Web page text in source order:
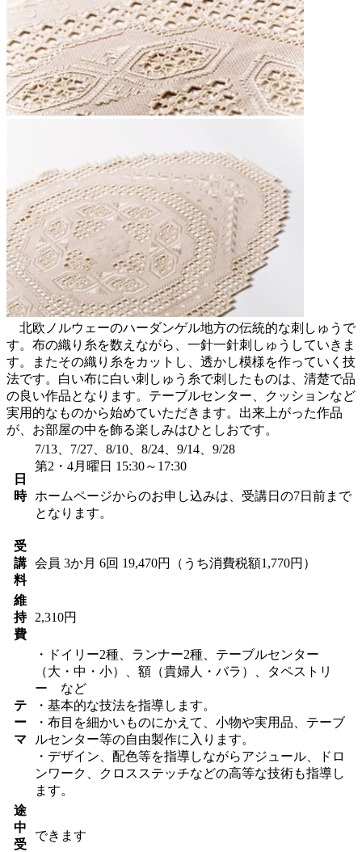
北欧ノルウェーのハーダンゲル地方の伝統的な刺しゅうで
す。布の織り糸を数えながら、一針一針刺しゅうしていきま
す。またその織り糸をカットし、透かし模様を作っていく技
法です。白い布に白い刺しゅう糸で刺したものは、清楚で品
の良い作品となります。テーブルセンター、クッションなど
実用的なものから始めていただきます。出来上がった作品
が、お部屋の中を飾る楽しみはひとしおです。
日
時
7/13、7/27、8/10、8/24、9/14、9/28
第2・4月曜日 15:30～17:30
ホームページからのお申し込みは、受講日の7日前まで
となります。
受
講
料
会員 3か月 6回 19,470円（うち消費税額1,770円）
維
持
費
2,310円
テ
ー
マ
・ドイリー2種、ランナー2種、テーブルセンター
（大・中・小）、額（貴婦人・バラ）、タペストリ
ー など
・基本的な技法を指導します。
・布目を細かいものにかえて、小物や実用品、テーブ
ルセンター等の自由製作に入ります。
・デザイン、配色等を指導しながらアジュール、ドロ
ンワーク、クロスステッチなどの高等な技術も指導し
ます。
途
中
受
できます